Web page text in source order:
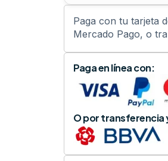
Paga con tu tarjeta
Mercado Pago, o
Paga en línea con:
O por transferencia